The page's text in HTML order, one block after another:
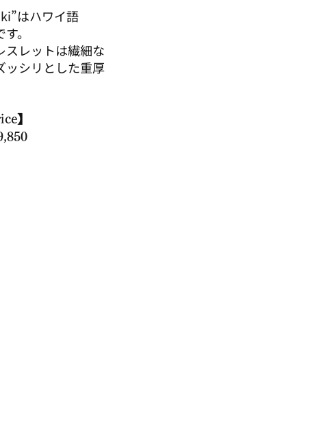
はハワイ語
。
スレットは繊細な
ッシリとした重厚
】